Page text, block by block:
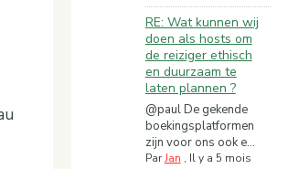
RE: Wat kunnen wij
doen als hosts om
de reiziger ethisch
en duurzaam te
laten plannen ?
@paul De gekende
boekingsplatformen
zijn voor ons ook e...
ParJan , Il y a 5 mois